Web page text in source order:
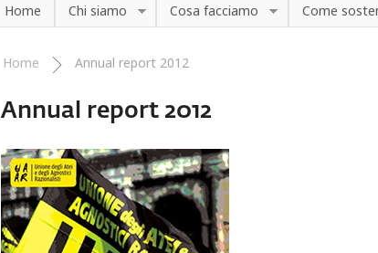
Home Chi siamo Cosa facciamo Come
Tu sei qui
Home Annual report 2012
Annual report 2012